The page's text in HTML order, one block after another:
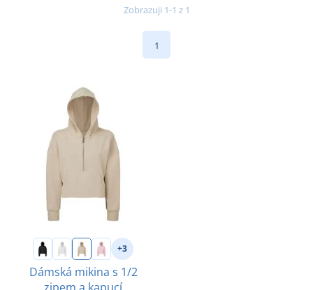
Zobrazuji 1-1 z 1
1
+3
Dámská mikina s 1/2